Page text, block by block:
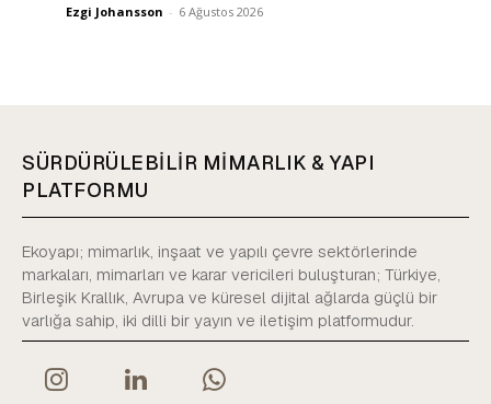
Ezgi Johansson - 6 Ağustos 2026
SÜRDÜRÜLEBİLİR MİMARLIK & YAPI
PLATFORMU
Ekoyapı; mimarlık, inşaat ve yapılı çevre sektörlerinde
markaları, mimarları ve karar vericileri buluşturan; Türkiye,
Birleşik Krallık, Avrupa ve küresel dijital ağlarda güçlü bir
varlığa sahip, iki dilli bir yayın ve iletişim platformudur.